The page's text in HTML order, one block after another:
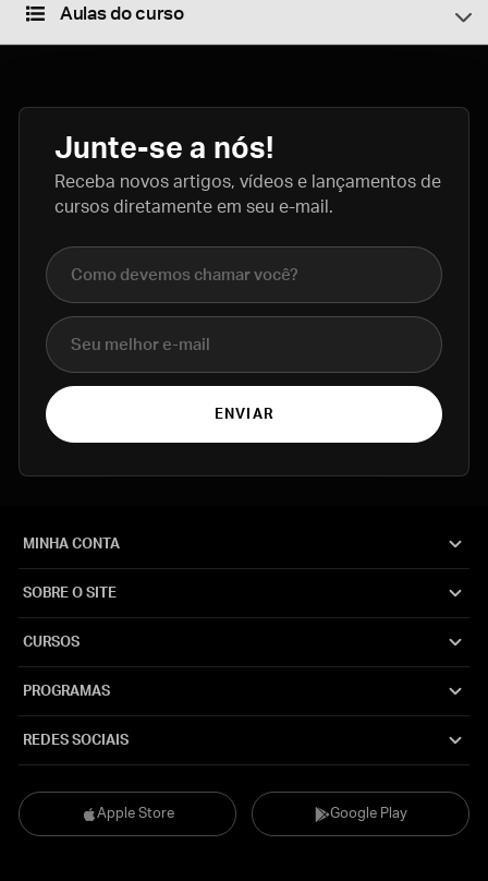
Aulas do curso
Junte-se a nós!
Receba novos artigos, vídeos e lançamentos de
cursos diretamente em seu e-mail.
Nome completo
E-mail
ENVIAR
Apple Store Google Play
MINHA CONTA
SOBRE O SITE
CURSOS
PROGRAMAS
REDES SOCIAIS